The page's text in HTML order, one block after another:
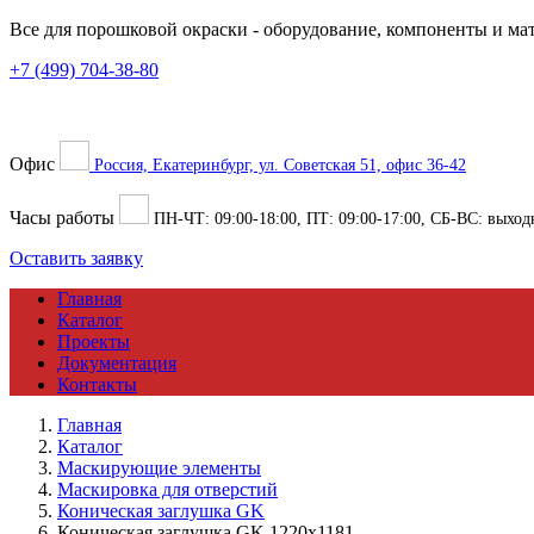
Все для порошковой окраски - оборудование, компоненты и
+7 (499) 704-38-80
Офис Россия, Екатеринбург, ул. Советская 51, офис 36-42
Часы работы ПН-ЧТ: 09:00-18:00 , ПТ: 09:00-17:00 , СБ-ВС:
Оставить заявку
Главная
Каталог
Проекты
Документация
Контакты
Главная
Каталог
Маскирующие элементы
Маскировка для отверстий
Коническая заглушка GK